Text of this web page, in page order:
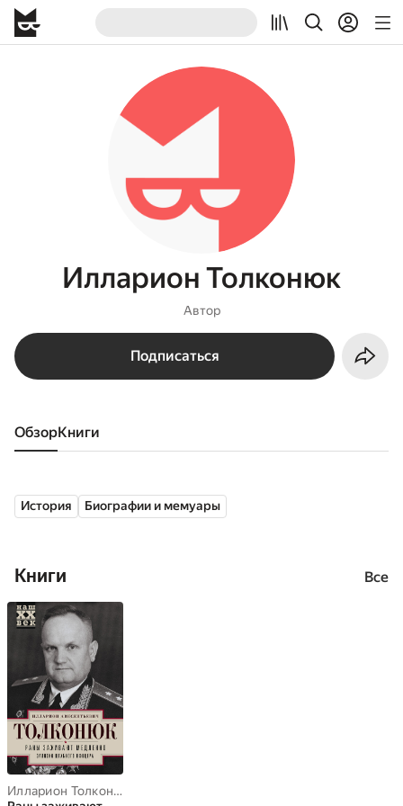
Илларион Толконюк
Автор
Подписаться
Обзор книги
История Биографии и мемуары
Книги Все
Илларион Толконюк